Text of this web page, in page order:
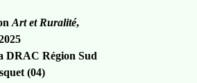
Art et Ruralité,
DRAC Région Sud
(04)